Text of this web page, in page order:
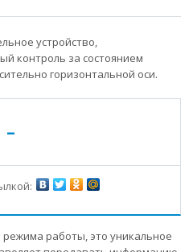
устройство,
контроль за состоянием
горизонтальной оси.
-
работы, это уникальное